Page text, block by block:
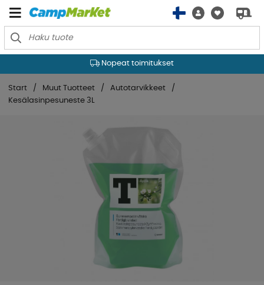
Nopeat toimitukset
Start Muut Tuotteet
Autotarvikkeet
Kesälasinpesuneste 3L